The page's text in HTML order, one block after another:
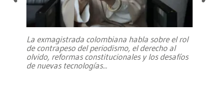
La exmagistrada colombiana habla sobre el rol
de contrapeso del periodismo, el derecho al
olvido, reformas constitucionales y los desafíos
de nuevas tecnologías...